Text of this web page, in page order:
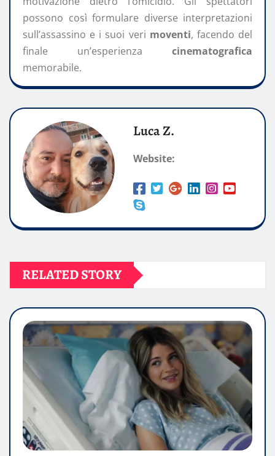
possono così formulare diverse interpretazioni
sull’assassino e i suoi veri moventi, facendo del
finale un’esperienza cinematografica
memorabile.
Luca Z.
Website:
RELATED STORY